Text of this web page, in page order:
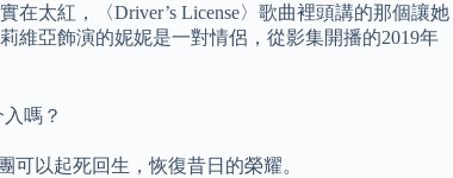
太紅，〈Driver’s License〉歌曲裡頭講的那個讓她
維亞飾演的妮妮是一對情侶，從影集開播的2019年
嗎？
可以起死回生，恢復昔日的榮耀。